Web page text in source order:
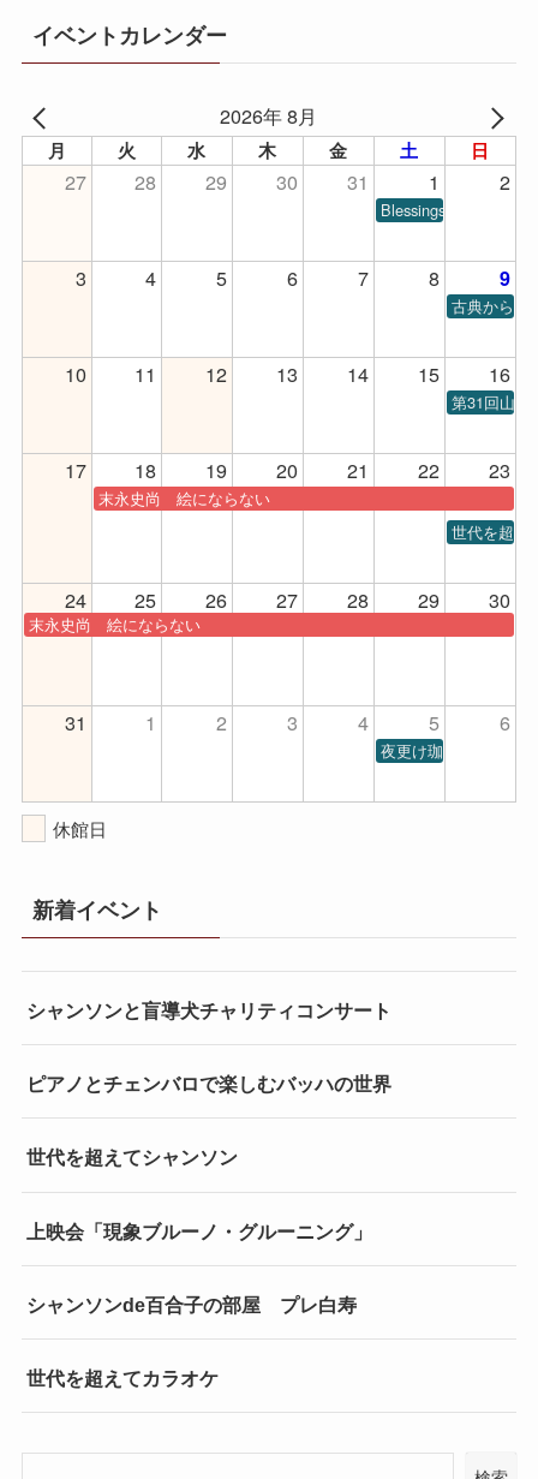
イベントカレンダー
2026年 8月
月 火 水 木 金 土 日
27 28 29 30 31 1 2
Blessings of Piano
3 4 5 6 7 8 9
古典から
10 11 12 13 14 15 16
第31回山口
17 18 19 20 21 22 23
末永史尚 絵にならない
世代を超え
24 25 26 27 28 29 30
末永史尚 絵にならない
31 1 2 3 4 5 6
夜更け珈琲第1回公
休館日
新着イベント
シャンソンと盲導犬チャリティコンサート
ピアノとチェンバロで楽しむバッハの世界
世代を超えてシャンソン
上映会「現象ブルーノ・グルーニング」
シャンソンde百合子の部屋 プレ白寿
世代を超えてカラオケ